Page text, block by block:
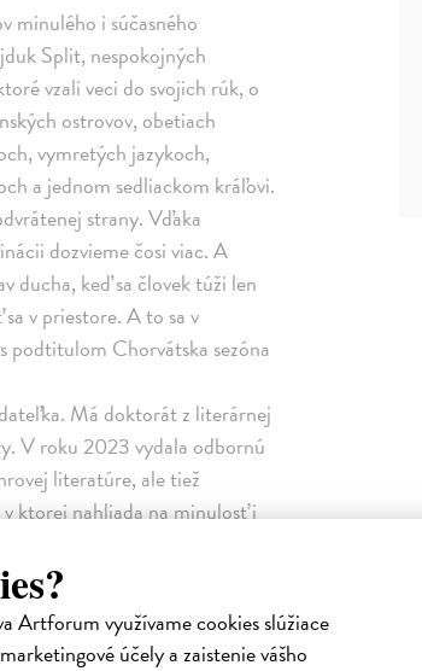
Artforum využívame cookies slúžiace
účely a zaistenie vášho
minulého i súčasného
Split, nespokojných
vzali veci do svojich rúk, o
ostrovov, obetiach
vymretých jazykoch,
a jednom sedliackom kráľovi.
strany. Vďaka
dozvieme čosi viac. A
ducha, keď sa človek túži len
v priestore. A to sa v
podtitulom Chorvátska sezóna
Má doktorát z literárnej
V roku 2023 vydala odbornú
literatúre, ale tiež
ktorej nahliada na minulosť i
medzinárodného
ceny UNESCO Krakov –